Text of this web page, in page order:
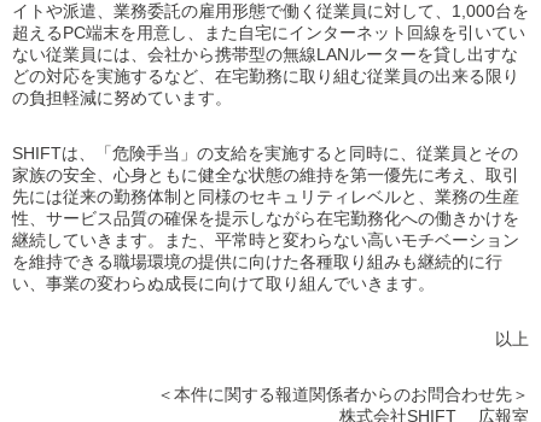
イトや派遣、業務委託の雇用形態で働く従業員に対して、1,000台を
超えるPC端末を用意し、また自宅にインターネット回線を引いてい
ない従業員には、会社から携帯型の無線LANルーターを貸し出すな
どの対応を実施するなど、在宅勤務に取り組む従業員の出来る限り
の負担軽減に努めています。
SHIFTは、「危険手当」の支給を実施すると同時に、従業員とその
家族の安全、心身ともに健全な状態の維持を第一優先に考え、取引
先には従来の勤務体制と同様のセキュリティレベルと、業務の生産
性、サービス品質の確保を提示しながら在宅勤務化への働きかけを
継続していきます。また、平常時と変わらない高いモチベーション
を維持できる職場環境の提供に向けた各種取り組みも継続的に行
い、事業の変わらぬ成長に向けて取り組んでいきます。
以上
＜本件に関する報道関係者からのお問合わせ先＞
株式会社SHIFT 広報室